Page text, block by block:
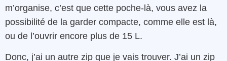
m’organise, c’est que cette poche-là, vous avez la
possibilité de la garder compacte, comme elle est là,
ou de l’ouvrir encore plus de 15 L.
Donc, j’ai un autre zip que je vais trouver. J’ai un zip